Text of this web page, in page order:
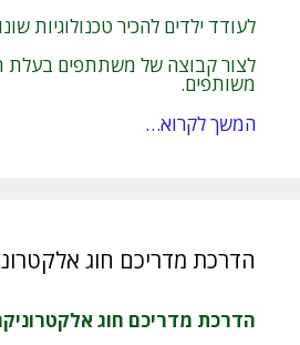
לעודד ילדים להכיר טכנולוגיות
לצור קבוצה של משתתפים בעלת
משותפים.
המשך לקרוא…
הדרכת מדריכם חוג
הדרכת מדריכם חוג